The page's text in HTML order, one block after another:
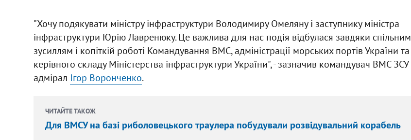
"Хочу подякувати міністру інфраструктури Володимиру Омеляну і заступнику міністра
інфраструктури Юрію Лавренюку. Це важлива для нас подія відбулася завдяки спільним
зусиллям і копіткій роботі Командування ВМС, адміністрації морських портів України та
керівного складу Міністерства інфраструктури України", - зазначив командувач ВМС ЗСУ
адмірал Ігор Воронченко.
ЧИТАЙТЕ ТАКОЖ
Для ВМСУ на базі риболовецького траулера побудували розвідувальний корабель